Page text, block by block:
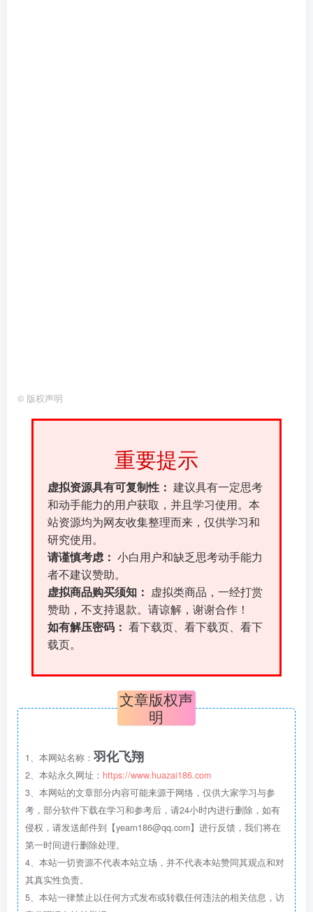
© 版权声明
重要提示
虚拟资源具有可复制性： 建议具有一定思考
和动手能力的用户获取，并且学习使用。本
站资源均为网友收集整理而来，仅供学习和
研究使用。
请谨慎考虑： 小白用户和缺乏思考动手能力
者不建议赞助。
虚拟商品购买须知：
虚拟类商品，一经打赏
赞助，不支持退款。请谅解，谢谢合作！
如有解压密码： 看下载页、看下载页、看下
载页。
文章版权声
明
1、本网站名称： 羽化飞翔
2、本站永久网址： https://www.huazai186.com
3、本网站的文章部分内容可能来源于网络，仅供大家学习与参
考，部分软件下载在学习和参考后，请24小时内进行删除，如有
侵权，请发送邮件到【yearn186@qq.com】进行反馈，我们将在
第一时间进行删除处理。
4、本站一切资源不代表本站立场，并不代表本站赞同其观点和对
其真实性负责。
5、本站一律禁止以任何方式发布或转载任何违法的相关信息，访